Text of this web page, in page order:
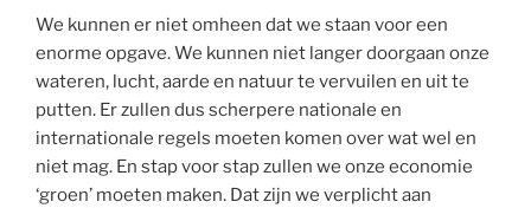
We kunnen er niet omheen dat we staan voor een
enorme opgave. We kunnen niet langer doorgaan onze
wateren, lucht, aarde en natuur te vervuilen en uit te
putten. Er zullen dus scherpere nationale en
internationale regels moeten komen over wat wel en
niet mag. En stap voor stap zullen we onze economie
‘groen’ moeten maken. Dat zijn we verplicht aan